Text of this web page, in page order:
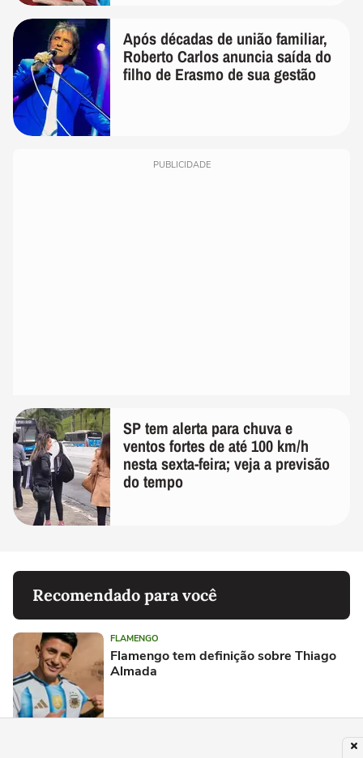
Após décadas de união familiar,
Roberto Carlos anuncia saída do
filho de Erasmo de sua gestão
PUBLICIDADE
SP tem alerta para chuva e
ventos fortes de até 100 km/h
nesta sexta-feira; veja a previsão
do tempo
Recomendado para você
FLAMENGO
Flamengo tem definição sobre Thiago
Almada